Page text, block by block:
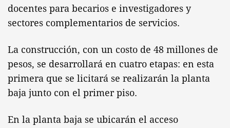
docentes para becarios e investigadores y
sectores complementarios de servicios.
La construcción, con un costo de 48 millones de
pesos, se desarrollará en cuatro etapas: en esta
primera que se licitará se realizarán la planta
baja junto con el primer piso.
En la planta baja se ubicarán el acceso